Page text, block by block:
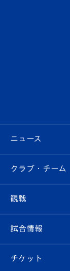
ニュース
すべて
クラブ
試合情報
クラブ・チーム
クラブ概要
観戦
観戦ルール
試合情報
試合日程/結果
チケット